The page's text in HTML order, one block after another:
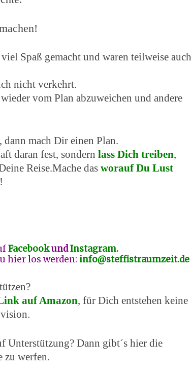
Spaß gemacht und waren teilweise auch
nicht verkehrt.
vom Plan abzuweichen und andere
mach Dir einen Plan.
daran fest, sondern lass Dich treiben,
Reise.Mache das worauf Du Lust
FacebookundInstagram.
hier los werden: info@steffistraumzeit.de
auf Amazon, für Dich entstehen keine
Unterstützung? Dann gibt´s hier die
zu werfen.